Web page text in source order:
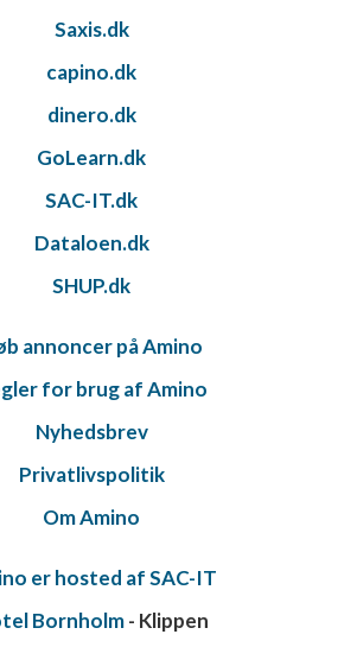
Saxis.dk
capino.dk
dinero.dk
GoLearn.dk
SAC-IT.dk
Dataloen.dk
SHUP.dk
annoncer på Amino
for brug af Amino
Nyhedsbrev
Privatlivspolitik
Om Amino
er hosted af SAC-IT
Bornholm- Klippen